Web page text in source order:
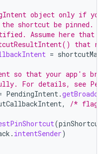
object only if
shortcut be pinned.
Assume here that
that
=
so that your app's
For details, see
PendingIntent.
, /*
(
. intentSender)